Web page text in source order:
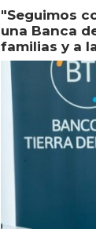
"Seguimos
una Banca
familias y a